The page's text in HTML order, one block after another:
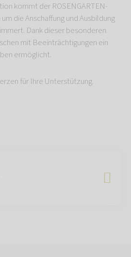
kommt der ROSENGARTEN-
die Anschaffung und Ausbildung
Dank dieser besonderen
mit Beeinträchtigungen ein
ermöglicht.
für Ihre Unterstützung.